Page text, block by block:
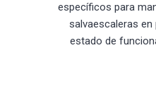
específicos para
salvaescaleras
estado de